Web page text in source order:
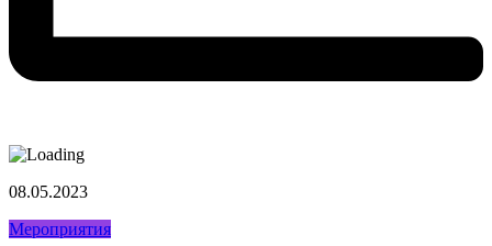
08.05.2023
Мероприятия